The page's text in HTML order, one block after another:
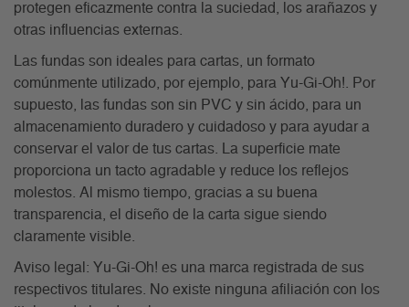
protegen eficazmente contra la suciedad, los arañazos y
otras influencias externas.
Las fundas son ideales para cartas, un formato
comúnmente utilizado, por ejemplo, para Yu-Gi-Oh!. Por
supuesto, las fundas son sin PVC y sin ácido, para un
almacenamiento duradero y cuidadoso y para ayudar a
conservar el valor de tus cartas. La superficie mate
proporciona un tacto agradable y reduce los reflejos
molestos. Al mismo tiempo, gracias a su buena
transparencia, el diseño de la carta sigue siendo
claramente visible.
Aviso legal: Yu-Gi-Oh! es una marca registrada de sus
respectivos titulares. No existe ninguna afiliación con los